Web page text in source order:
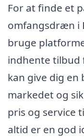
For at finde et
omfangsdræn i
bruge
indhente tilbud
kan give dig
markedet og
pris og service
altid er en god